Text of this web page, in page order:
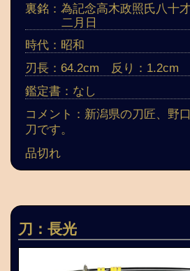
裏銘：為記念高木政照氏八十
二月日
時代：昭和
刃長：64.2cm 反り：1.2cm
鑑定書：なし
コメント：新潟県の刀匠、野
刀です。
品切れ
刀：長光